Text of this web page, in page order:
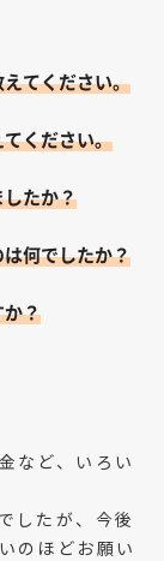
てください。
ください。
たか？
何でしたか？
？
など、いろい
したが、今後
のほどお願い